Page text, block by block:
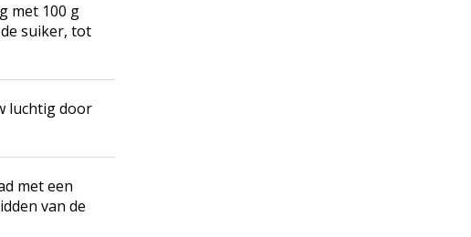
met 100 g
suiker, tot
luchtig door
met een
van de